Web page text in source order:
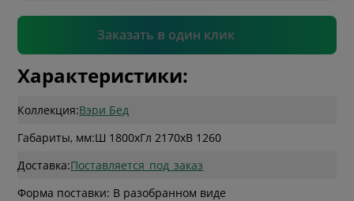
Заказать в один клик
Подтвердить
Характеристики:
Коллекция:Вэри Бед
Габариты, мм:Ш 1800xГл 2170xВ 1260
Доставка:Поставляется_под_заказ
Форма поставки: В разобранном виде